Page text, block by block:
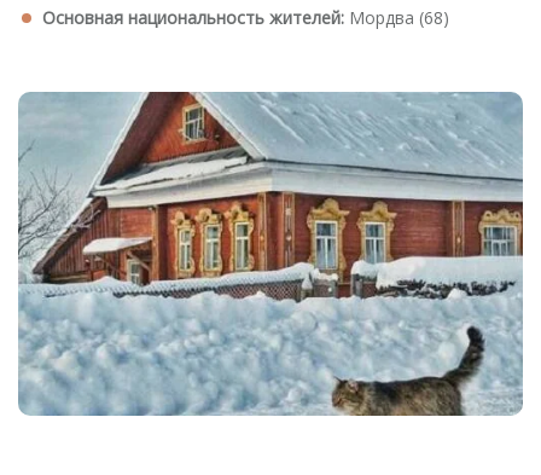
Основная национальность жителей: Мордва (68)